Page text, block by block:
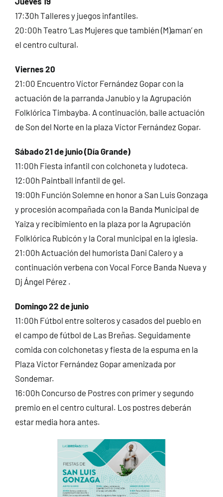
17:30h Talleres y juegos infantiles.
20:00h Teatro ‘Las Mujeres que también (M)aman’ en
el centro cultural.
Viernes 20
21:00 Encuentro Víctor Fernández Gopar con la
actuación de la parranda Janubio y la Agrupación
Folklórica Timbayba. A continuación, baile actuación
de Son del Norte en la plaza Víctor Fernández Gopar.
Sábado 21 de junio (Día Grande)
11:00h Fiesta infantil con colchoneta y ludoteca.
12:00h Paintball infantil de gel.
19:00h Función Solemne en honor a San Luis Gonzaga
y procesión acompañada con la Banda Municipal de
Yaiza y recibimiento en la plaza por la Agrupación
Folklórica Rubicón y la Coral municipal en la iglesia.
21:00h Actuación del humorista Dani Calero y a
continuación verbena con Vocal Force Banda Nueva y
Dj Ángel Pérez .
Domingo 22 de junio
11:00h Fútbol entre solteros y casados del pueblo en
el campo de fútbol de Las Breñas. Seguidamente
comida con colchonetas y fiesta de la espuma en la
Plaza Víctor Fernández Gopar amenizada por
Sondemar.
16:00h Concurso de Postres con primer y segundo
premio en el centro cultural. Los postres deberán
estar media hora antes.